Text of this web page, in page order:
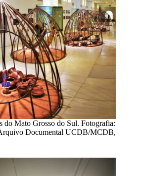
do Mato Grosso do Sul. Fotografia:
Documental UCDB/MCDB,